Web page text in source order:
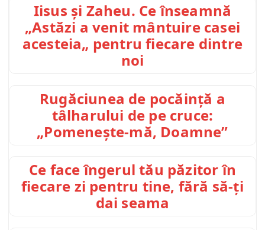
Iisus și Zaheu. Ce înseamnă
„Astăzi a venit mântuire casei
acesteia„ pentru fiecare dintre
noi
Rugăciunea de pocăință a
tâlharului de pe cruce:
„Pomenește-mă, Doamne”
Ce face îngerul tău păzitor în
fiecare zi pentru tine, fără să-ți
dai seama